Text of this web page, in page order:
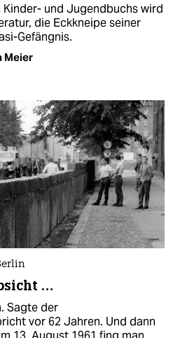
und Jugendbuchs wird
die Eckkneipe seiner
Gefängnis.
Meier
…
Sagte der
vor 62 Jahren. Und dann